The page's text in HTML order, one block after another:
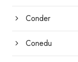
Conder
Conedu